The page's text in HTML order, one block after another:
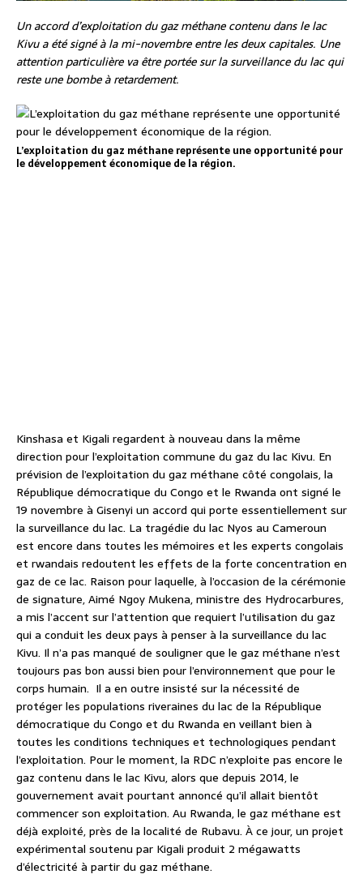
Un accord d’exploitation du gaz méthane contenu dans le lac
Kivu a été signé à la mi-novembre entre les deux capitales. Une
attention particulière va être portée sur la surveillance du lac qui
reste une bombe à retardement.
L’exploitation du gaz méthane représente une opportunité pour
le développement économique de la région.
Kinshasa et Kigali regardent à nouveau dans la même
direction pour l’exploitation commune du gaz du lac Kivu. En
prévision de l’exploitation du gaz méthane côté congolais, la
République démocratique du Congo et le Rwanda ont signé le
19 novembre à Gisenyi un accord qui porte essentiellement sur
la surveillance du lac. La tragédie du lac Nyos au Cameroun
est encore dans toutes les mémoires et les experts congolais
et rwandais redoutent les effets de la forte concentration en
gaz de ce lac. Raison pour laquelle, à l’occasion de la cérémonie
de signature, Aimé Ngoy Mukena, ministre des Hydrocarbures,
a mis l’accent sur l’attention que requiert l’utilisation du gaz
qui a conduit les deux pays à penser à la surveillance du lac
Kivu. Il n’a pas manqué de souligner que le gaz méthane n’est
toujours pas bon aussi bien pour l’environnement que pour le
corps humain. Il a en outre insisté sur la nécessité de
protéger les populations riveraines du lac de la République
démocratique du Congo et du Rwanda en veillant bien à
toutes les conditions techniques et technologiques pendant
l’exploitation. Pour le moment, la RDC n’exploite pas encore le
gaz contenu dans le lac Kivu, alors que depuis 2014, le
gouvernement avait pourtant annoncé qu’il allait bientôt
commencer son exploitation. Au Rwanda, le gaz méthane est
déjà exploité, près de la localité de Rubavu. À ce jour, un projet
expérimental soutenu par Kigali produit 2 mégawatts
d’électricité à partir du gaz méthane.